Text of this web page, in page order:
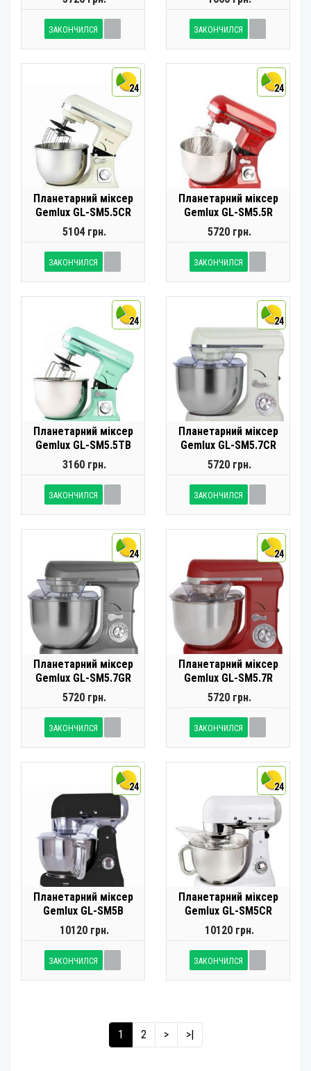
ЗАКОНЧИЛСЯ ЗАКОНЧИЛСЯ
24
Планетарний міксер
Gemlux GL-SM5.5CR
5104 грн.
ЗАКОНЧИЛСЯ
24
Планетарний міксер
Gemlux GL-SM5.5R
5720 грн.
ЗАКОНЧИЛСЯ
24
Планетарний міксер
Gemlux GL-SM5.5TB
3160 грн.
ЗАКОНЧИЛСЯ
24
Планетарний міксер
Gemlux GL-SM5.7CR
5720 грн.
ЗАКОНЧИЛСЯ
24
Планетарний міксер
Gemlux GL-SM5.7GR
5720 грн.
ЗАКОНЧИЛСЯ
24
Планетарний міксер
Gemlux GL-SM5.7R
5720 грн.
ЗАКОНЧИЛСЯ
24
Планетарний міксер
Gemlux GL-SM5B
10120 грн.
ЗАКОНЧИЛСЯ
24
Планетарний міксер
Gemlux GL-SM5CR
10120 грн.
ЗАКОНЧИЛСЯ
1 2 > >|